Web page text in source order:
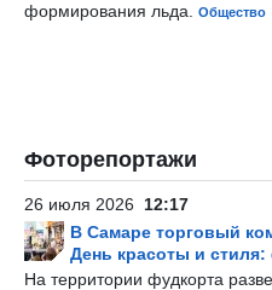
формирования льда.
Общество
Фоторепортажи
26 июля 2026 12:17
В Самаре торговый
День красоты и стиля:
На территории фудкорта